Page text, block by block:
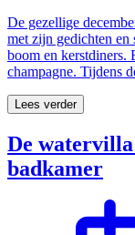
De gezellige
met zijn gedichten en
boom en
champagne. Tijdens
Lees verder
De
badkamer